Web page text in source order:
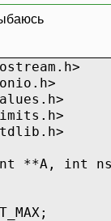
i++)
j<ncol;
";
first
**A, int